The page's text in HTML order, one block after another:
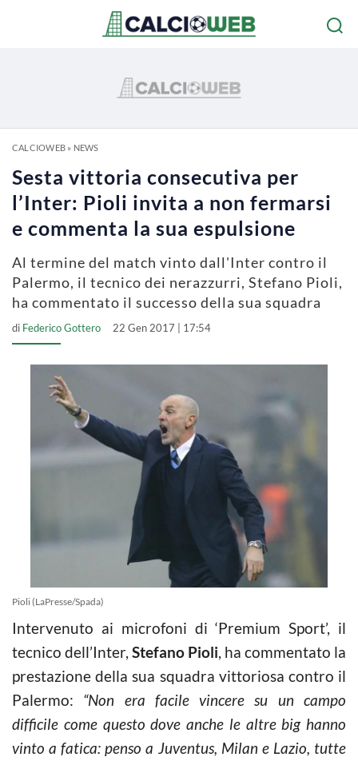
CALCIOWEB» NEWS
Sesta vittoria consecutiva per
l’Inter: Pioli invita a non fermarsi
e commenta la sua espulsione
Al termine del match vinto dall'Inter contro il
Palermo, il tecnico dei nerazzurri, Stefano Pioli,
ha commentato il successo della sua squadra
di Federico Gottero 22 Gen 2017 | 17:54
Pioli (LaPresse/Spada)
Intervenuto ai microfoni di ‘Premium Sport’, il
tecnico dell’Inter, Stefano Pioli, ha commentato la
prestazione della sua squadra vittoriosa contro il
Palermo: “Non era facile vincere su un campo
difficile come questo dove anche le altre big hanno
vinto a fatica: penso a Juventus, Milan e Lazio, tutte